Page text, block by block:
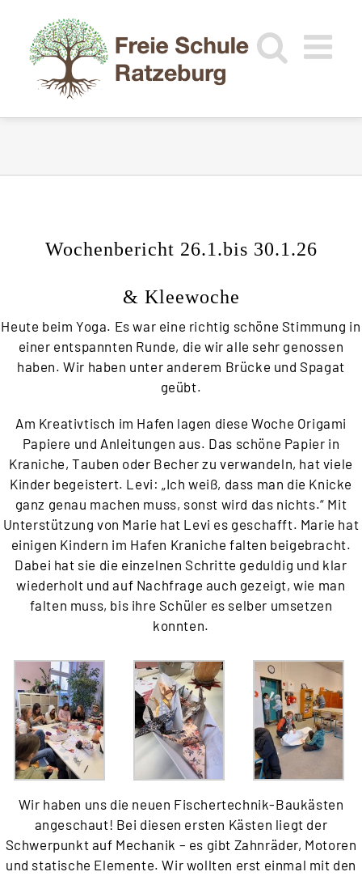
springen
Wochenbericht 26.1.bis 30.1.26
& Kleewoche
Heute beim Yoga. Es war eine richtig schöne Stimmung in
einer entspannten Runde, die wir alle sehr genossen
haben. Wir haben unter anderem Brücke und Spagat
geübt.
Am Kreativtisch im Hafen lagen diese Woche Origami
Papiere und Anleitungen aus. Das schöne Papier in
Kraniche, Tauben oder Becher zu verwandeln, hat viele
Kinder begeistert. Levi: „Ich weiß, dass man die Knicke
ganz genau machen muss, sonst wird das nichts.“ Mit
Unterstützung von Marie hat Levi es geschafft. Marie hat
einigen Kindern im Hafen Kraniche falten beigebracht.
Dabei hat sie die einzelnen Schritte geduldig und klar
wiederholt und auf Nachfrage auch gezeigt, wie man
falten muss, bis ihre Schüler es selber umsetzen
konnten.
Wir haben uns die neuen Fischertechnik-Baukästen
angeschaut! Bei diesen ersten Kästen liegt der
Schwerpunkt auf Mechanik – es gibt Zahnräder, Motoren
und statische Elemente. Wir wollten erst einmal mit den